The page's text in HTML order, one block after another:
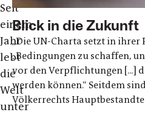
Seit
einem
Jahr
lebt
die
Welt
unter
Blick in die Zukunft
„Die UN-Charta setzt in ihrer
„Bedingungen zu schaffen,
vor den Verpflichtungen [...]
werden können.“ Seitdem
Völkerrechts